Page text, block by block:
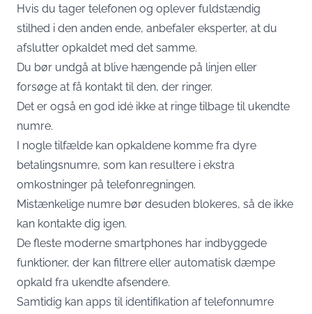
Hvis du tager telefonen og oplever fuldstændig
stilhed i den anden ende, anbefaler eksperter, at du
afslutter opkaldet med det samme.
Du bør undgå at blive hængende på linjen eller
forsøge at få kontakt til den, der ringer.
Det er også en god idé ikke at ringe tilbage til ukendte
numre.
I nogle tilfælde kan opkaldene komme fra dyre
betalingsnumre, som kan resultere i ekstra
omkostninger på telefonregningen.
Mistænkelige numre bør desuden blokeres, så de ikke
kan kontakte dig igen.
De fleste moderne smartphones har indbyggede
funktioner, der kan filtrere eller automatisk dæmpe
opkald fra ukendte afsendere.
Samtidig kan apps til identifikation af telefonnumre